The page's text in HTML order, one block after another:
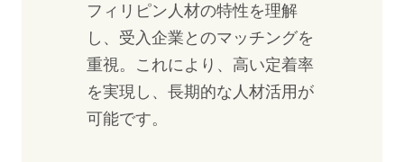
フィリピン人材の特性を理解
し、受入企業とのマッチングを
重視。これにより、高い定着率
を実現し、長期的な人材活用が
可能です。